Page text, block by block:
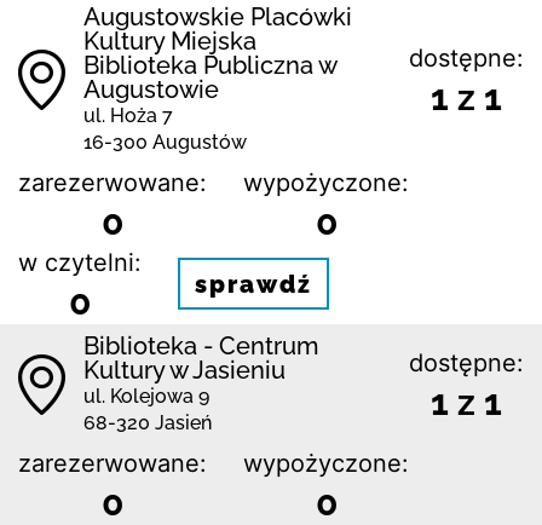
Augustowskie Placówki
Kultury Miejska
Biblioteka Publiczna w
Augustowie
ul. Hoża 7
16-300 Augustów
dostępne:
1 z 1
zarezerwowane:
0
wypożyczone:
0
w czytelni:
0 sprawdź
Biblioteka - Centrum
Kultury w Jasieniu
ul. Kolejowa 9
68-320 Jasień
dostępne:
1 z 1
zarezerwowane:
0
wypożyczone:
0